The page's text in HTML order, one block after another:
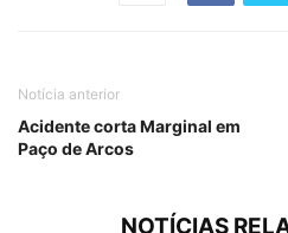
Notícia anterior
Acidente corta Marginal em
Paço de Arcos
NOTÍCIAS